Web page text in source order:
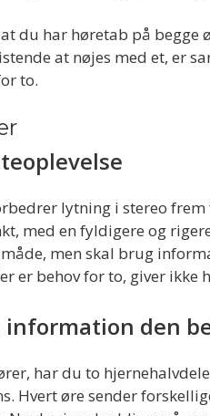
du har høretab på
at nøjes med et, er
to.
lytning i stereo
med en fyldigere og
men skal brug
er behov for to, giver ikke
information den
har du to
Hvert øre sender